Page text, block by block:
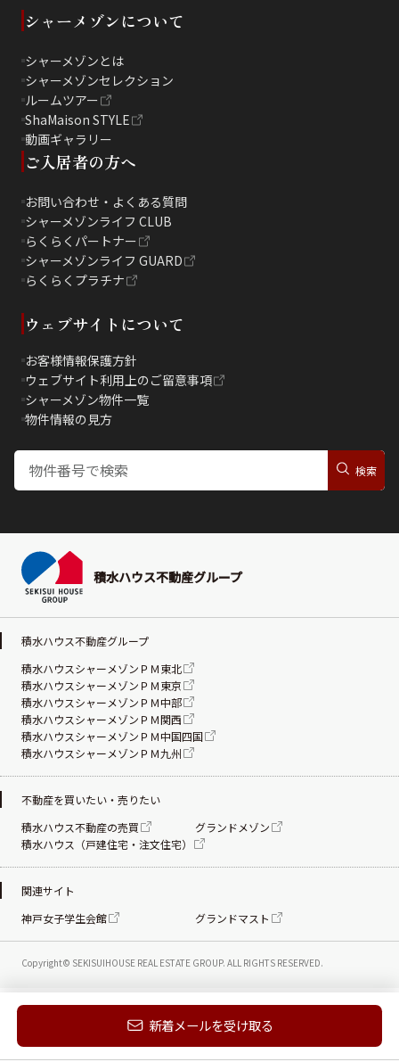
新着メールを受け取る
電話する お問い合わせ
シャーメゾンについて
シャーメゾンとは
シャーメゾンセレクション
ルームツアー
ShaMaison STYLE
動画ギャラリー
ご入居者の方へ
お問い合わせ・よくある質問
シャーメゾンライフ CLUB
らくらくパートナー
シャーメゾンライフ GUARD
らくらくプラチナ
ウェブサイトについて
お客様情報保護方針
ウェブサイト利用上のご留意事項
シャーメゾン物件一覧
物件情報の見方
積水ハウス不動産グループ
Copyright© SEKISUIHOUSE REAL ESTATE GROUP. ALL RIGHTS RESERVED.
積水ハウス不動産グループ
積水ハウスシャーメゾンＰＭ東北
積水ハウスシャーメゾンＰＭ東京
積水ハウスシャーメゾンＰＭ中部
積水ハウスシャーメゾンＰＭ関西
積水ハウスシャーメゾンＰＭ中国四国
積水ハウスシャーメゾンＰＭ九州
不動産を買いたい・売りたい
積水ハウス不動産の売買
グランドメゾン
積水ハウス（戸建住宅・注文住宅）
関連サイト
神戸女子学生会館
グランドマスト